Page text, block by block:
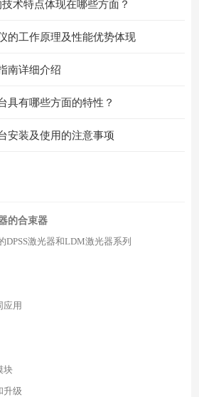
术特点体现在哪些方面？
的工作原理及性能优势体现
南详细介绍
具有哪些方面的特性？
安装及使用的注意事项
的合束器
DPSS激光器和LDM激光器系列
应用
块
升级